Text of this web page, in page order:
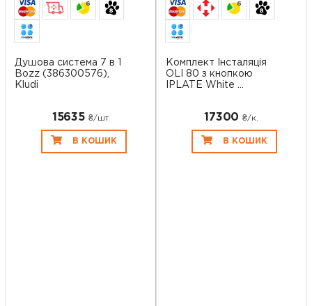
6
Душова система 7 в 1
Bozz (386300576),
Kludi
15635 ₴/шт
В КОШИК
6
Комплект Інсталяція
OLI 80 з кнопкою
IPLATE White ...
17300 ₴/к.
В КОШИК